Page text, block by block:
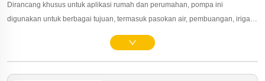
Dirancang khusus untuk aplikasi rumah dan perumahan, pompa ini
digunakan untuk berbagai tujuan, termasuk pasokan air, pembuangan, irigasi
halaman, pemeliharaan bak mandi panas dan kolam renang, serta sirkulasi
sistem pemanas. Pompa-pompa ini biasanya memiliki efisiensi tinggi,
penghematan energi, dan operasi yang tenang. Mereka mudah diinstal dan
dirawat. Pompa rumah memastikan pasokan air yang andal untuk kebutuhan